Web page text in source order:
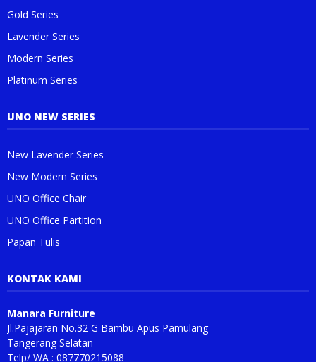
Gold Series
Lavender Series
Modern Series
Platinum Series
UNO NEW SERIES
New Lavender Series
New Modern Series
UNO Office Chair
UNO Office Partition
Papan Tulis
KONTAK KAMI
Manara Furniture
Jl.Pajajaran No.32 G Bambu Apus Pamulang
Tangerang Selatan
Telp/ WA : 087770215088